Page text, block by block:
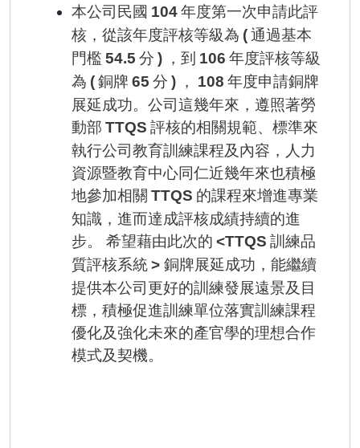
本公司民國 104年度第一次申請此評
核，從該年度評核等級為 (通過基本
門檻 54.5 分 ) ，到 106 年度評核等級
為 (銅牌 65 分 ) ， 108 年度申請銅牌
展延成功。公司這幾年來，遵照著勞
動部 TTQS 評核的相關規範、標準來
執行公司教育訓練課程及內容，人力
資源暨教育中心同仁近幾年來也積極
地參加相關 TTQS 的課程來增進專業
知識，進而達成評核成績持續的進
步。
希望藉由此次的 <TTQS 訓練品
質評核系統> 銅牌展延成功，能繼續
提供本公司更好的訓練發展遠景及目
標，積極促進訓練單位落實訓練課程
優化及強化未來的產官學的理想合作
模式及契機。